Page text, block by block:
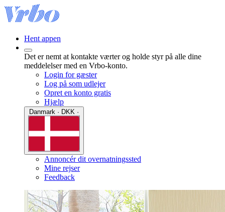
Hent appen
Det er nemt at kontakte værter og holde styr på alle dine
meddelelser med en Vrbo-konto.
Login for gæster
Log på som udlejer
Opret en konto gratis
Hjælp
Annoncér dit overnatningssted
Mine rejser
Feedback